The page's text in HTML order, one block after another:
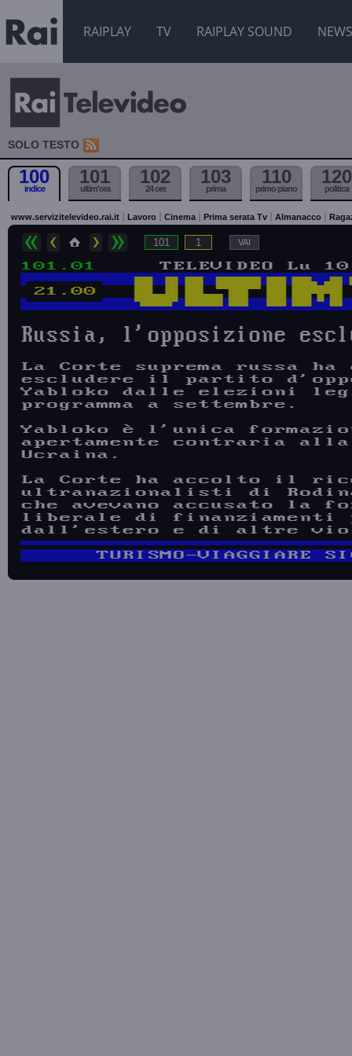
RAIPLAY TV RAIPLAY SOUND NEWS
SOLO TESTO
100
indice
101
ultim'ora
102
24 ore
103
prima
110
primo piano
120
politica
www.servizitelevideo.rai.it Lavoro Cinema Prima serata Tv Almanacco